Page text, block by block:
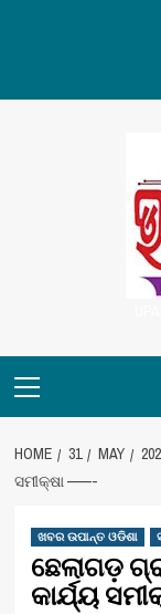
Menu
HOME 31 MAY
ସମୀକ୍ଷା ——-
ଖବର ଉପାନ୍ତ ଓଡିଶା
ଛେଲାଗଡ଼
କାର୍ଯ୍ୟ